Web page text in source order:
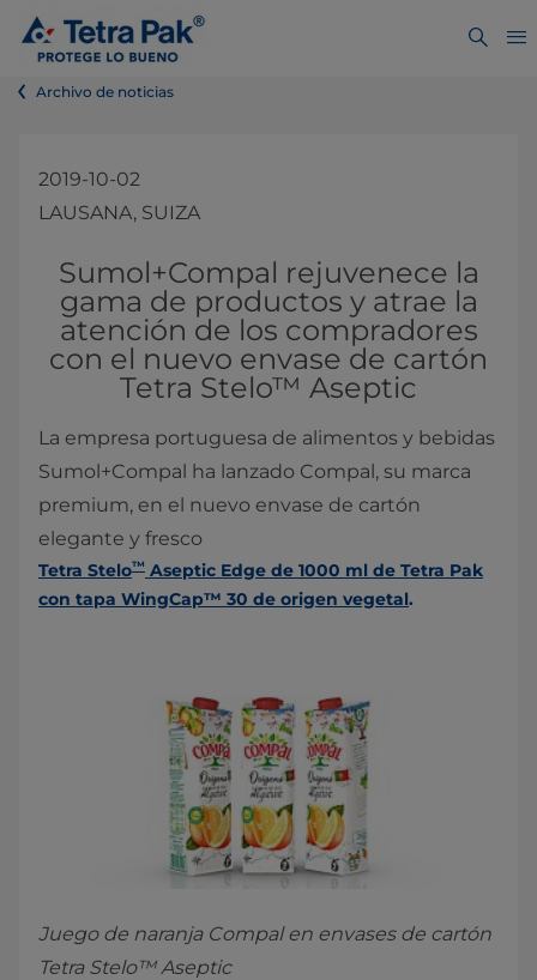
Archivo de noticias
2019-10-02
LAUSANA, SUIZA
​​​​​​​​​​​​​​​​​​​​Sumol+Compal rejuvenece la
gama de productos y atrae la
atención de los compradores
con el nuevo envase de cartón
Tetra Stelo™​ Aseptic
La empresa portuguesa de alimentos y bebidas
Sumol+Compal ha lanzado Compal, su marca
premium, en el nuevo envase de cartón
elegante y fresco
Tetra Stelo™ Aseptic Edge de 1000 ml de Tetra Pak
con tapa WingCap™ 30 de origen vegetal.​
Juego de naranja Compal en envases de cartón
Tetra Stelo™ Aseptic